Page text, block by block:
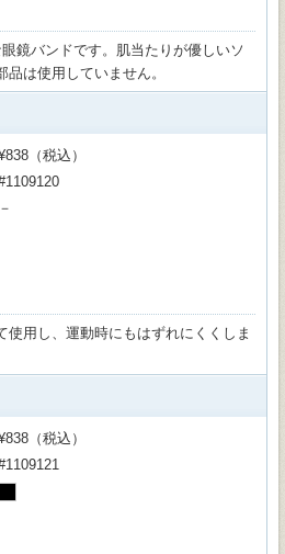
鏡バンドです。肌当たりが優しいソ
は使用していません。
（税込）
－
使用し、運動時にもはずれにくくしま
（税込）